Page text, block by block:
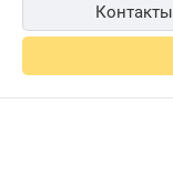
Контакты